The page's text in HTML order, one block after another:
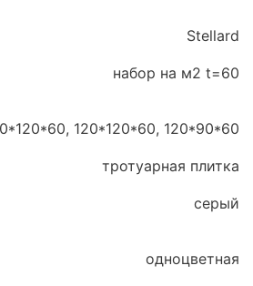
Stellard
набор на м2 t=60
120*120*60, 120*90*60
тротуарная плитка
серый
одноцветная